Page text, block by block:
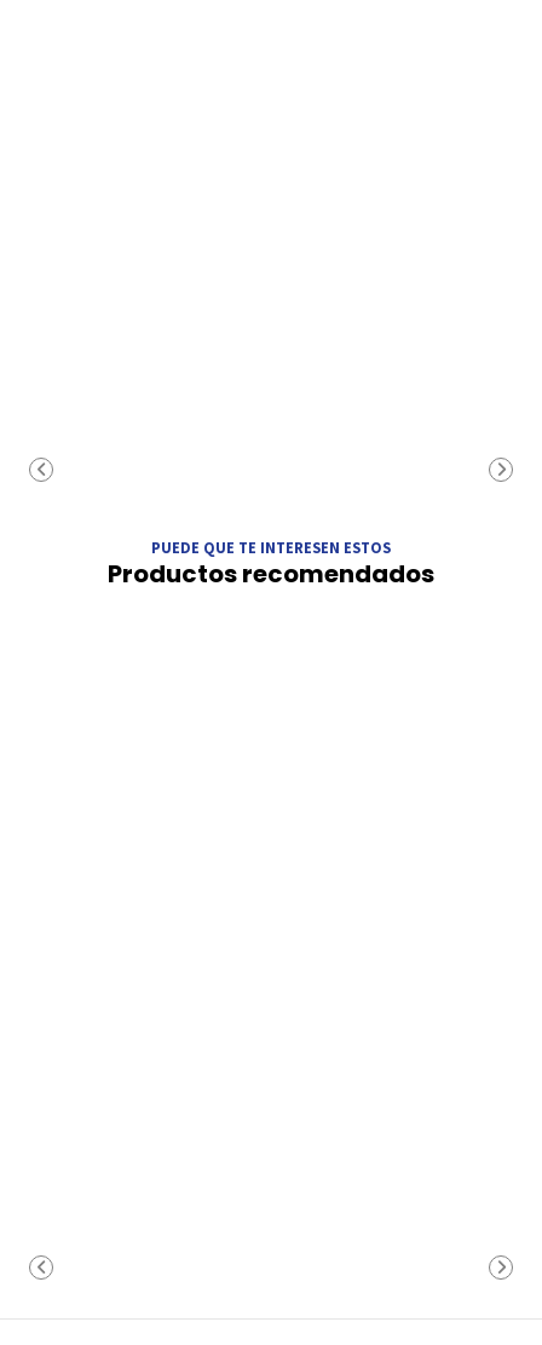
PUEDE QUE TE INTERESEN ESTOS
Productos recomendados